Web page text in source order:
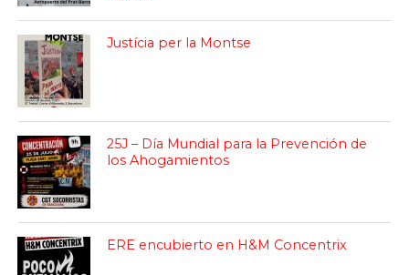
Justícia per la Montse
25J – Día Mundial para la Prevención de
los Ahogamientos
ERE encubierto en H&M Concentrix